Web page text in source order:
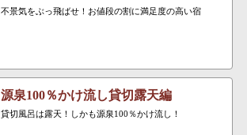
不景気をぶっ飛ばせ！お値段の割に満足度の高い宿
源泉100％かけ流し貸切露天編
貸切風呂は露天！しかも源泉100％かけ流し！